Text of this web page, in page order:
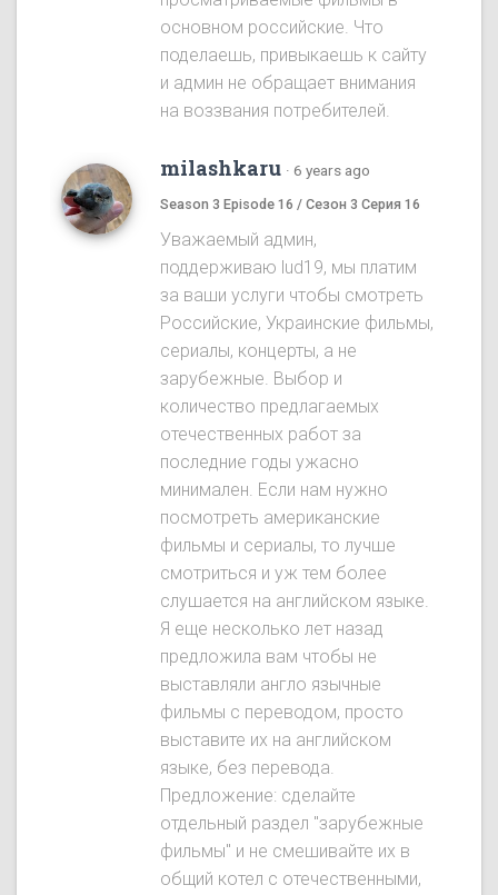
основном российские. Что
поделаешь, привыкаешь к сайту
и админ не обращает внимания
на воззвания потребителей.
milashkaru · 6 years ago
Season 3 Episode 16 / Сезон 3 Серия 16
Уважаемый админ,
поддерживаю lud19, мы платим
за ваши услуги чтобы смотреть
Российские, Украинские фильмы,
сериалы, концерты, а не
зарубежные. Выбор и
количество предлагаемых
отечественных работ за
последние годы ужасно
минимален. Если нам нужно
посмотреть американские
фильмы и сериалы, то лучше
смотриться и уж тем более
слушается на английском языке.
Я еще несколько лет назад
предложила вам чтобы не
выставляли англо язычные
фильмы с переводом, просто
выставите их на английском
языке, без перевода.
Предложение: сделайте
отдельный раздел "зарубежные
фильмы" и не смешивайте их в
общий котел с отечественными,